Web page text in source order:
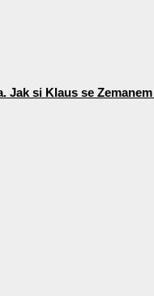
Jak si Klaus se